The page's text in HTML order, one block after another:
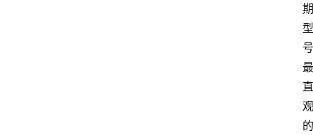
期
型
号
最
直
观
的